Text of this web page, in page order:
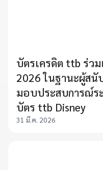
บัตรเครดิต ttb ร่วม
2026 ในฐานะผู้ส
มอบประสบการณ์ร
บัตร ttb Disney
31 มี.ค. 2026